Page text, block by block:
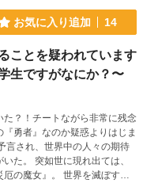
お気に入り追加 14
ことを疑われています
生ですがなにか？〜
？！チートながら非常に残念
勇者』なのか疑惑よりはじま
出ては、
世界を滅ぼすと